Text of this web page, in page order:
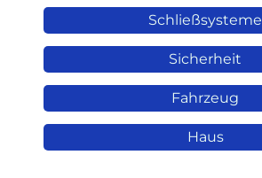
Schließsysteme
Sicherheit
Fahrzeug
Haus